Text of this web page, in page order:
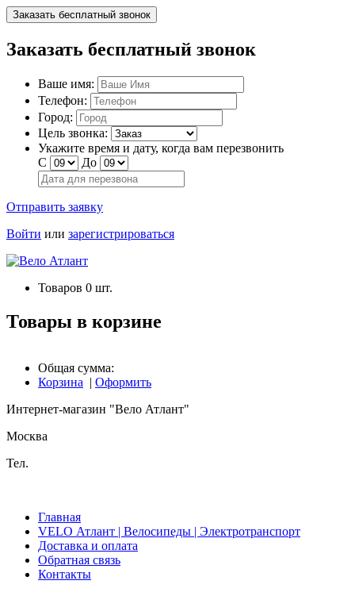
Заказать бесплатный звонок
Заказать бесплатный звонок
Ваше имя:
Телефон:
Город:
Цель звонка:
Укажите время и дату, когда вам перезвонить
С
До
Отправить заявку
Войти или зарегистрироваться
Товаров 0 шт.
Товары в корзине
Общая сумма:
Корзина | Оформить
Интернет-магазин "Вело Атлант"
Москва
Тел.
Главная
VELO Атлант | Велосипеды | Электротранспорт
Доставка и оплата
Обратная связь
Контакты